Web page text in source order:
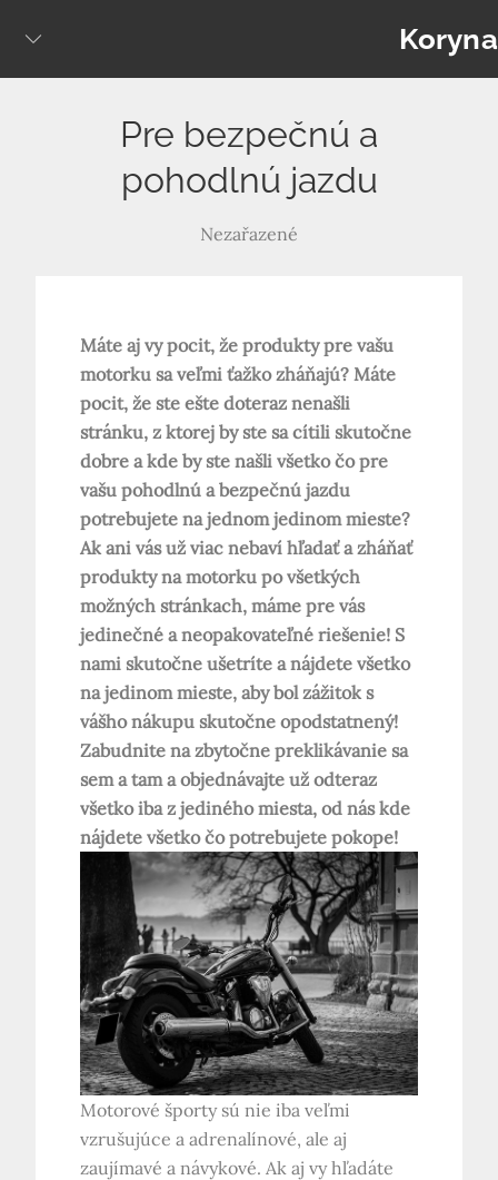
Koryna
Pre bezpečnú a
pohodlnú jazdu
Nezařazené
Máte aj vy pocit, že produkty pre vašu
motorku sa veľmi ťažko zháňajú? Máte
pocit, že ste ešte doteraz nenašli
stránku, z ktorej by ste sa cítili skutočne
dobre a kde by ste našli všetko čo pre
vašu pohodlnú a bezpečnú jazdu
potrebujete na jednom jedinom mieste?
Ak ani vás už viac nebaví hľadať a zháňať
produkty na motorku po všetkých
možných stránkach, máme pre vás
jedinečné a neopakovateľné riešenie! S
nami skutočne ušetríte a nájdete všetko
na jedinom mieste, aby bol zážitok s
vášho nákupu skutočne opodstatnený!
Zabudnite na zbytočne preklikávanie sa
sem a tam a objednávajte už odteraz
všetko iba z jediného miesta, od nás kde
nájdete všetko čo potrebujete pokope!
Motorové športy sú nie iba veľmi
vzrušujúce a adrenalínové, ale aj
zaujímavé a návykové. Ak aj vy hľadáte